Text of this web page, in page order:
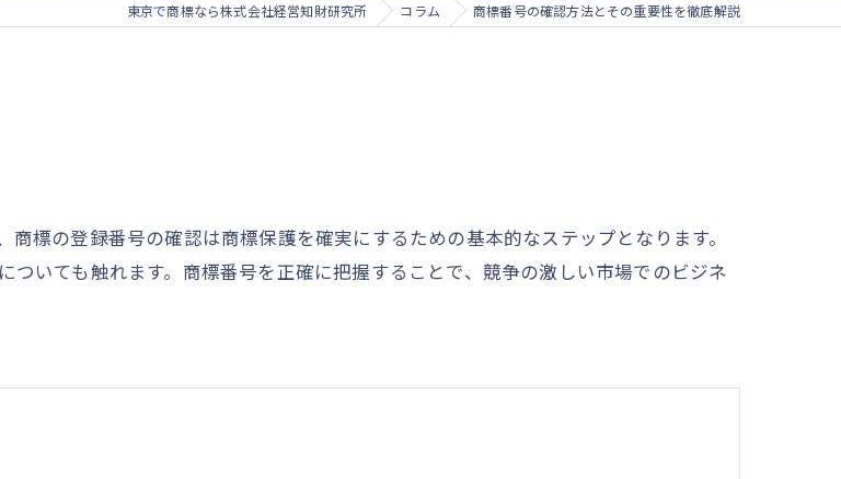
東京で商標なら株式会社経営知財研究所 コラム 商標番号の確認方法とその重要性を徹底解説
標の登録番号の確認は商標保護を確実にするための基本的なステップとなります。
いても触れます。商標番号を正確に把握することで、競争の激しい市場でのビジネ